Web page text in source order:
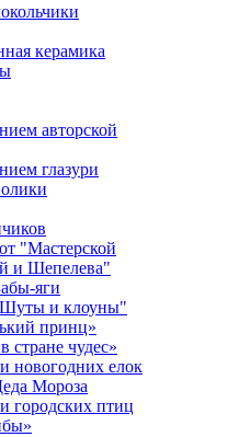
керамика
авторской
глазури
"Мастерской
и Шепелева"
яги
и клоуны"
принц»
стране чудес»
новогодних елок
Мороза
городских птиц